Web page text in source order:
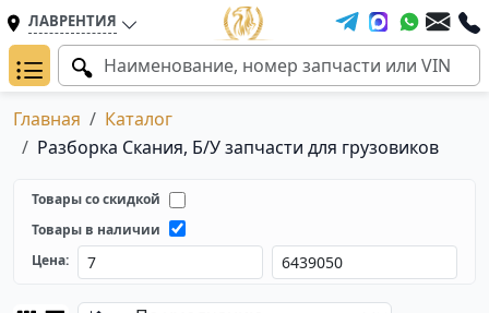
ЛАВРЕНТИЯ
Главная
Каталог
Разборка Скания, Б/У запчасти для грузовиков
Товары со скидкой
Товары в наличии
Цена: